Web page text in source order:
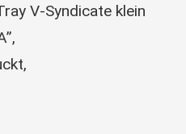
V-Syndicate klein